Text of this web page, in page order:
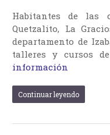
Habitantes de las
Quetzalito, La
departamento de
talleres y cursos
información
Continuar leyendo